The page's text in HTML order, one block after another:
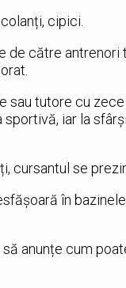
cipici.
de către
sau tutore cu
sportivă, iar la
cursantul se
în
anunțe cum